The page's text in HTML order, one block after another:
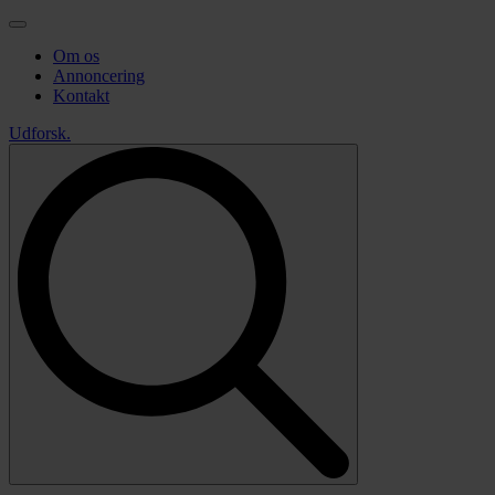
Om os
Annoncering
Kontakt
Udforsk.